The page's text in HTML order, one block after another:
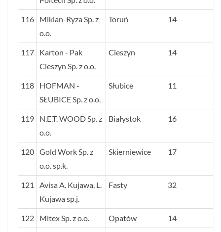
116
Miklan-Ryza Sp. z
o.o.
Toruń 14
117
Karton - Pak
Cieszyn Sp. z o.o.
Cieszyn 14
118
HOFMAN -
SŁUBICE Sp. z o.o.
Słubice 11
119
N.E.T. WOOD Sp. z
o.o.
Białystok 16
120 Gold Work Sp. z
o.o. sp.k.
Skierniewice 17
121
Avisa A. Kujawa, L.
Kujawa sp.j.
Fasty 32
122 Mitex Sp. z o.o. Opatów 14